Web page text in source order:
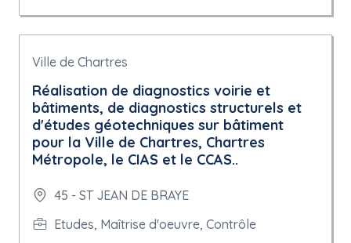
Ville de Chartres
Réalisation de diagnostics voirie et
bâtiments, de diagnostics structurels et
d'études géotechniques sur bâtiment
pour la Ville de Chartres, Chartres
Métropole, le CIAS et le CCAS..
45 - ST JEAN DE BRAYE
Etudes, Maîtrise d'oeuvre, Contrôle